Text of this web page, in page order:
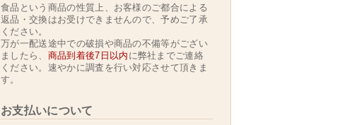
食品という商品の性質上、お客様のご都合による
返品・交換はお受けできませんので、予めご了承
ください。
万が一配送途中での破損や商品の不備等がござい
ましたら、 商品到着後7日以内 に弊社までご連絡
ください。速やかに調査を行い対応させて頂きま
す。
お支払いについて